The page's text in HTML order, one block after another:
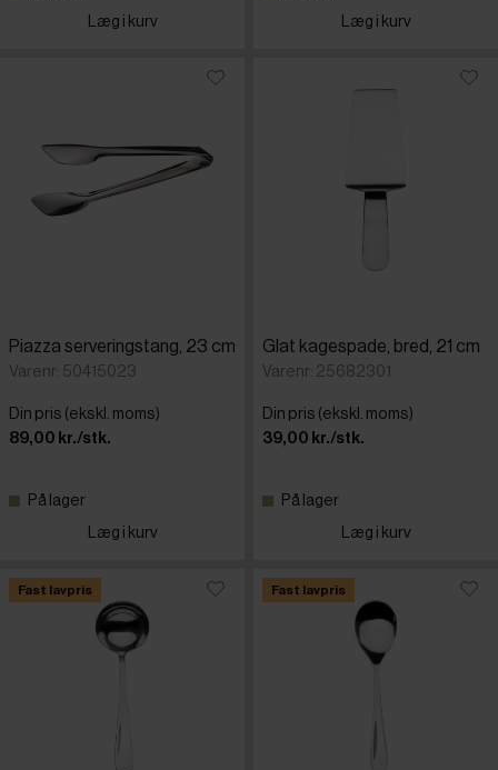
Læg i kurv
Læg i kurv
Piazza serveringstang, 23 cm
Varenr: 50415023
Din pris (ekskl. moms)
89,00 kr./stk.
På lager
Læg i kurv
Glat kagespade, bred, 21 cm
Varenr: 25682301
Din pris (ekskl. moms)
39,00 kr./stk.
På lager
Læg i kurv
Fast lavpris Fast lavpris